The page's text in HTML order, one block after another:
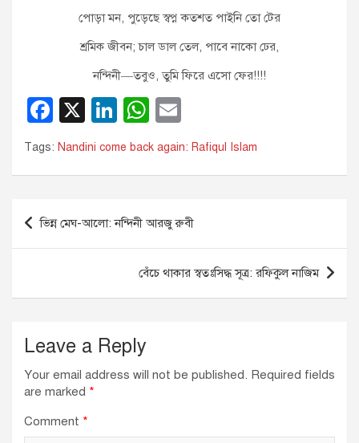
পোড়া মন, পুড়েছে স্বপ্ন কতশত পাইনি তো টের
শ্রমিক জীবন; চাল ডাল তেল, পাবে নাকো ঢের,
নন্দিনী—তবুও, তুমি ফিরে এসো ফের!!!!
F
a
c
b
o
k
X
Li
n
k
dI
n
W
h
at
A
p
p
m
ail
Tags: Nandini come back again: Rafiqul Islam
Post
navigation
ভিন্ন মেঘ-আলো: নন্দিনী আরজু রুবী
বেঁচে থাকার স্বতঃসিদ্ধ সূত্র: রফিকুল নাজিম
Leave a Reply
Your email address will not be published. Required fields
are marked *
Comment *